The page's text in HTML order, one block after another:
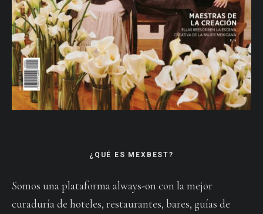
¿QUÉ ES MEXBEST?
Somos una plataforma always-on con la mejor
curaduría de hoteles, restaurantes, bares, guías de